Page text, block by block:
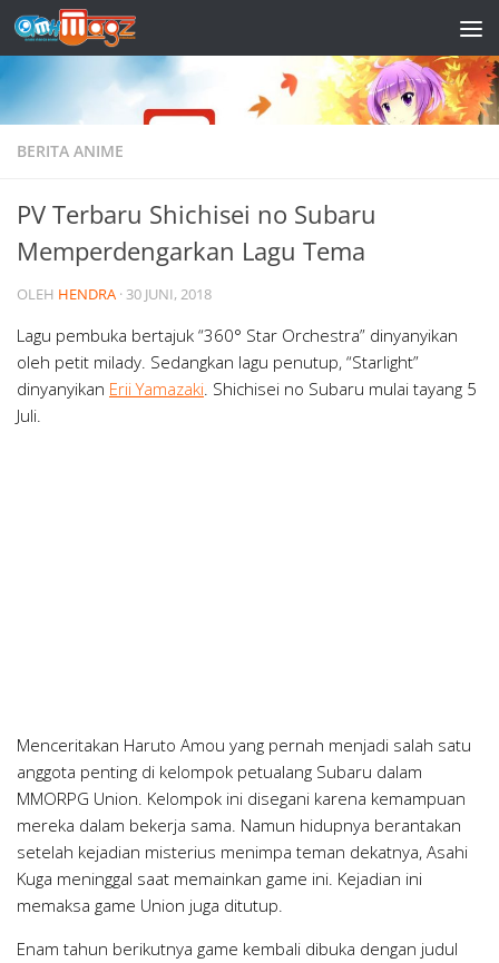
Skip to content
BERITA ANIME
PV Terbaru Shichisei no Subaru
Memperdengarkan Lagu Tema
OLEH HENDRA · 30 JUNI, 2018
Lagu pembuka bertajuk “360° Star Orchestra” dinyanyikan
oleh petit milady. Sedangkan lagu penutup, “Starlight”
dinyanyikan Erii Yamazaki . Shichisei no Subaru mulai tayang 5
Juli.
Menceritakan Haruto Amou yang pernah menjadi salah satu
anggota penting di kelompok petualang Subaru dalam
MMORPG Union. Kelompok ini disegani karena kemampuan
mereka dalam bekerja sama. Namun hidupnya berantakan
setelah kejadian misterius menimpa teman dekatnya, Asahi
Kuga meninggal saat memainkan game ini. Kejadian ini
memaksa game Union juga ditutup.
Enam tahun berikutnya game kembali dibuka dengan judul